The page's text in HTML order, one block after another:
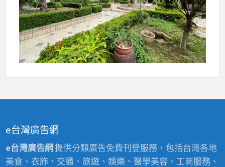
e台灣廣告網
e台灣廣告網提供分類廣告免費刊登服務，包括台灣各地
美食、衣飾、交通、旅遊、娛樂、醫學美容、工商服務、